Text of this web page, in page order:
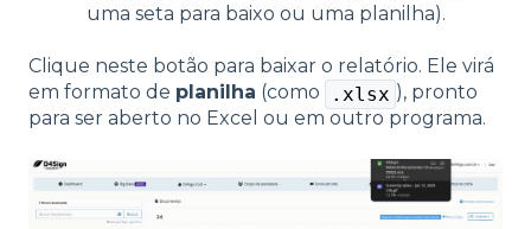
uma seta para baixo ou uma planilha).
Clique neste botão para baixar o relatório. Ele virá
em formato de planilha (como .xlsx ), pronto
para ser aberto no Excel ou em outro programa.